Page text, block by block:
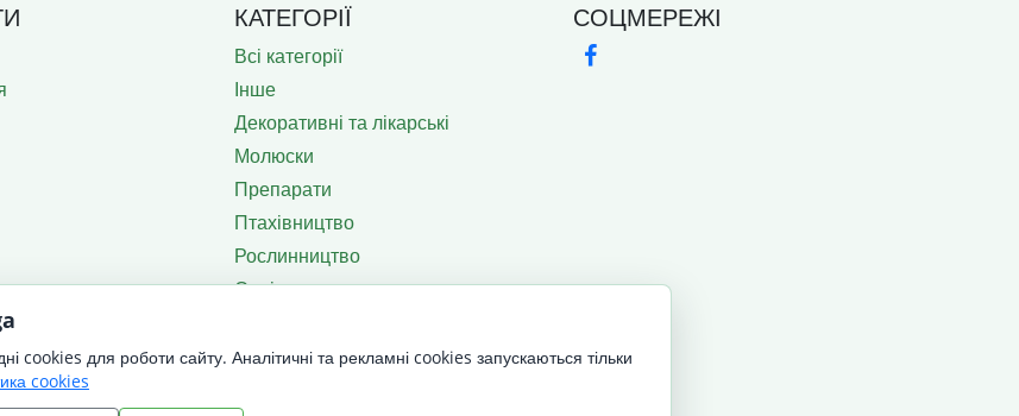
КАТЕГОРІЇ
Всі категорії
Інше
Декоративні та лікарські
Молюски
Препарати
Птахівництво
Рослинництво
Садівництво
Техніка
СОЦМЕРЕЖІ
cookies для роботи сайту. Аналітичні та рекламні cookies запускаються тільки
cookies